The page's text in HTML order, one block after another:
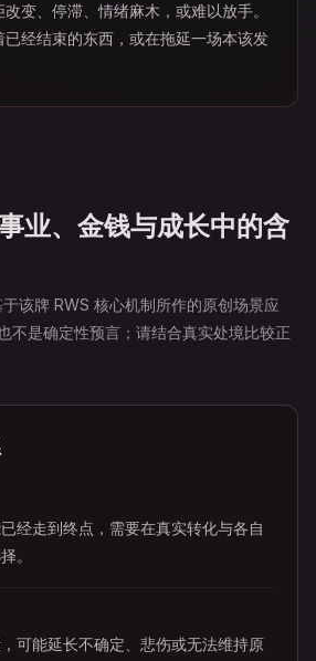
变、停滞、情绪麻木，或难以放手。
经结束的东西，或在拖延一场本该发
业、金钱与成长中的含
该牌 RWS 核心机制所作的原创场景应
不是确定性预言；请结合真实处境比较正
经走到终点，需要在真实转化与各自
。
可能延长不确定、悲伤或无法维持原